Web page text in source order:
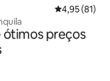
4,95 de uma
4,95 (81)
preços